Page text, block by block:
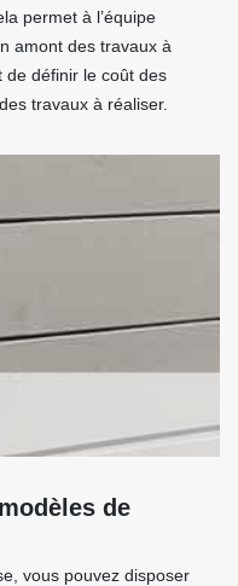
permet à l’équipe
amont des travaux à
de définir le coût des
travaux à réaliser.
de
vous pouvez disposer